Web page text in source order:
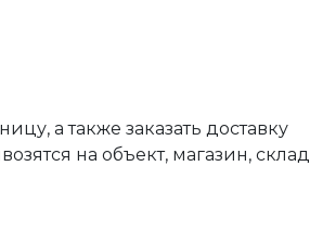
а также заказать доставку
на объект, магазин, склад